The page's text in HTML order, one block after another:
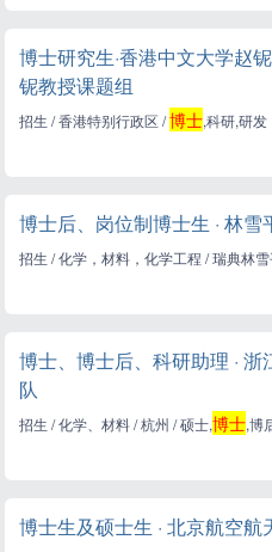
博士研究生·香港中文大学赵
铌教授课题组
招生 / 香港特别行政区 /博士,科研,研发
博士后、岗位制博士生 · 林
招生 / 化学，材料，化学工程 / 瑞典林
博士、博士后、科研助理 ·
队
招生 / 化学、材料 / 杭州 / 硕士,博士,博
博士生及硕士生 · 北京航空